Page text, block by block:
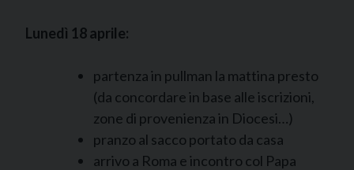
Lunedì 18 aprile:
partenza in pullman la mattina presto
(da concordare in base alle iscrizioni,
zone di provenienza in Diocesi…)
pranzo al sacco portato da casa
arrivo a Roma e incontro col Papa